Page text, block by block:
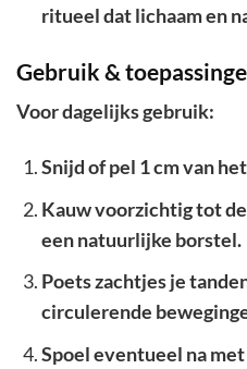
ritueel dat lichaam en
Gebruik &
Voor dagelijks gebruik:
Snijd of pel 1 cm van
Kauw voorzichtig tot
een natuurlijke borstel.
Poets zachtjes je
circulerende
Spoel eventueel na